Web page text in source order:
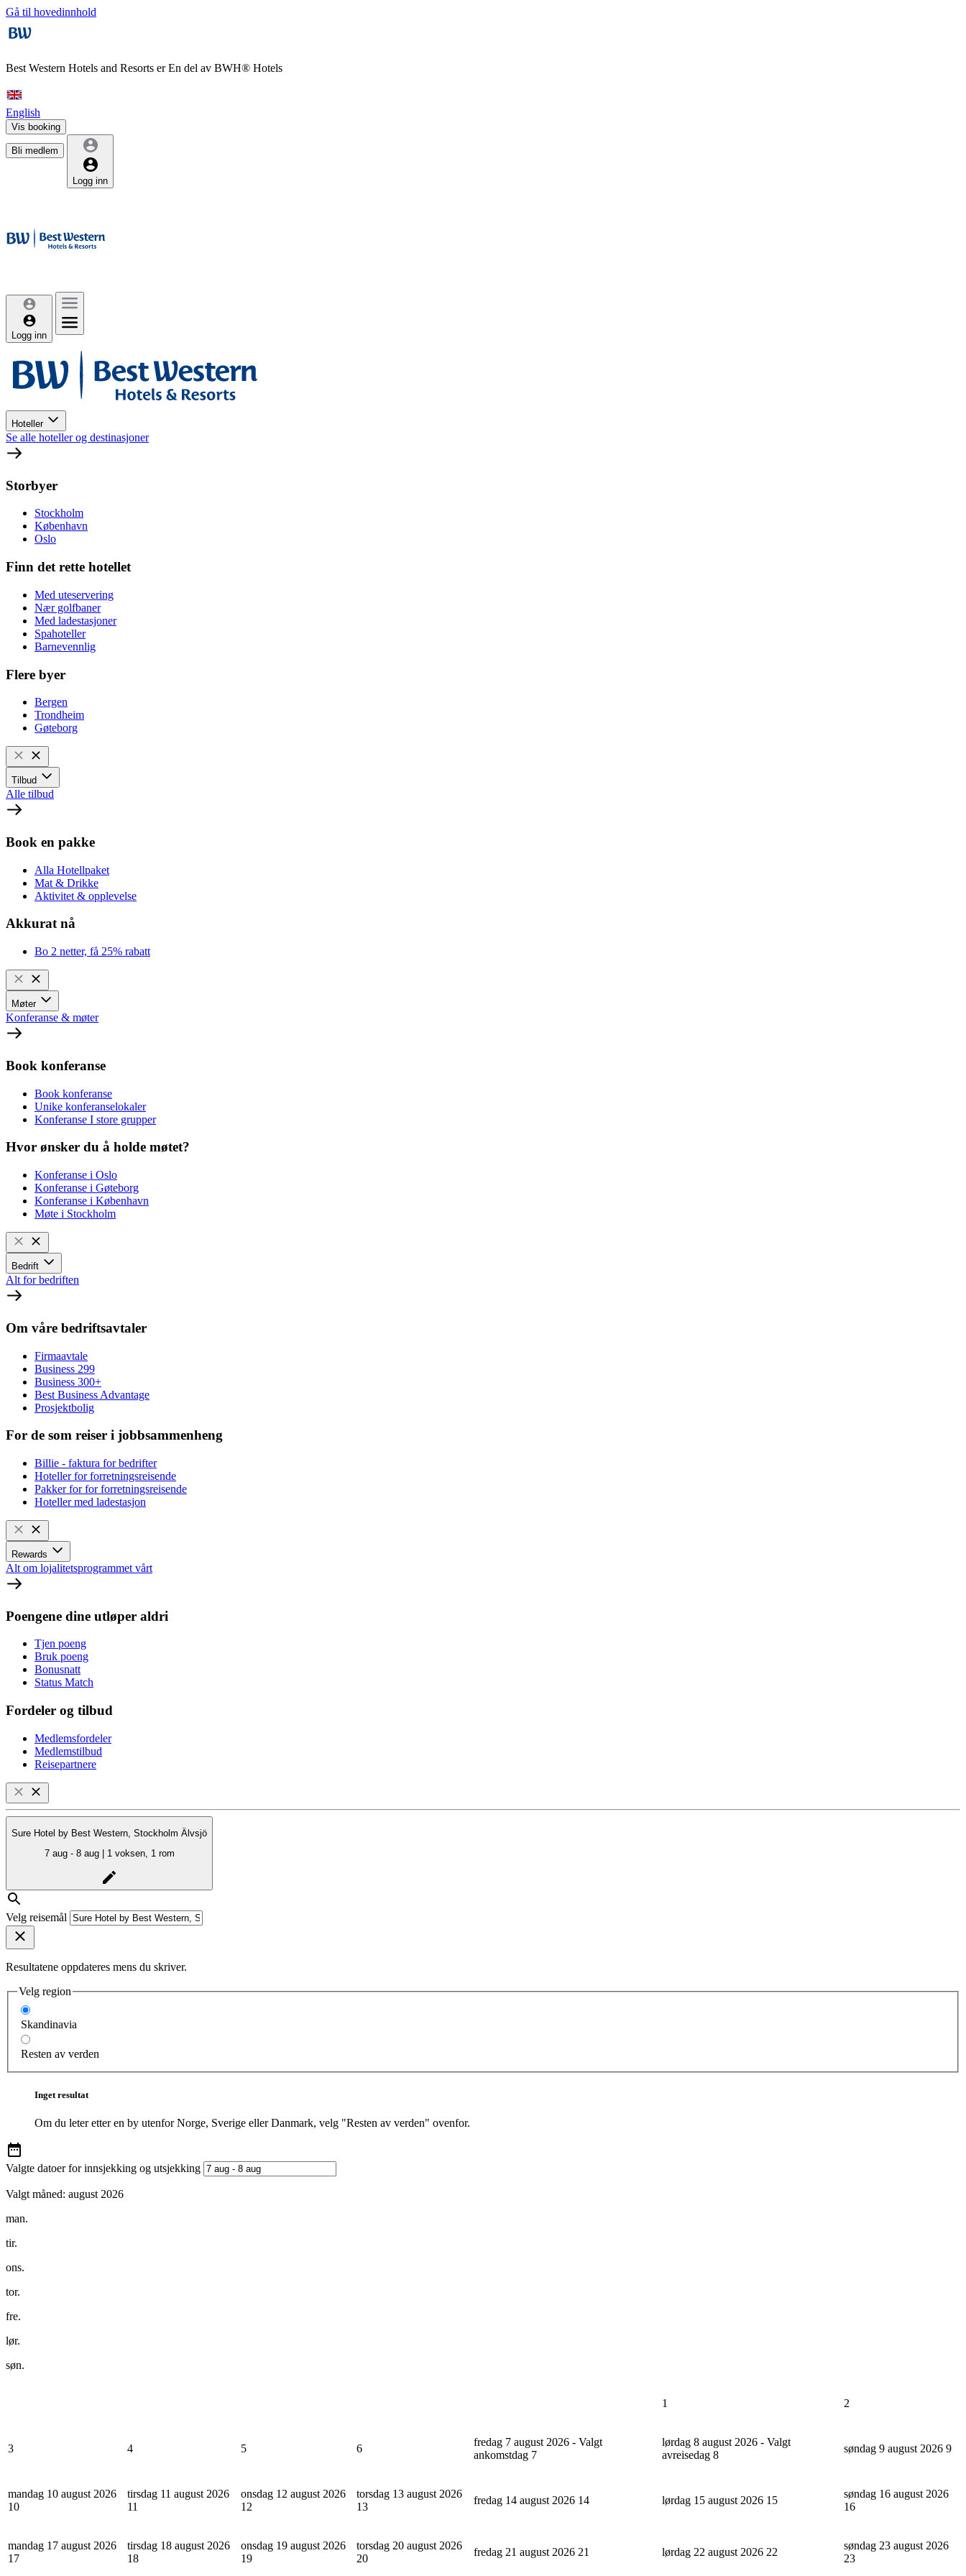
Gå til hovedinnhold
Best Western Hotels and Resorts erEn del av BWH® Hotels
English
Vis booking
Bli medlem
Logg inn
Logg inn
Hoteller
Se alle hoteller og destinasjoner
Storbyer
Stockholm
København
Oslo
Finn det rette hotellet
Med uteservering
Nær golfbaner
Med ladestasjoner
Spahoteller
Barnevennlig
Flere byer
Bergen
Trondheim
Gøteborg
Tilbud
Alle tilbud
Book en pakke
Alla Hotellpaket
Mat & Drikke
Aktivitet & opplevelse
Akkurat nå
Bo 2 netter, få 25% rabatt
Møter
Konferanse & møter
Book konferanse
Book konferanse
Unike konferanselokaler
Konferanse I store grupper
Hvor ønsker du å holde møtet?
Konferanse i Oslo
Konferanse i Gøteborg
Konferanse i København
Møte i Stockholm
Bedrift
Alt for bedriften
Om våre bedriftsavtaler
Firmaavtale
Business 299
Business 300+
Best Business Advantage
Prosjektbolig
For de som reiser i jobbsammenheng
Billie - faktura for bedrifter
Hoteller for forretningsreisende
Pakker for for forretningsreisende
Hoteller med ladestasjon
Rewards
Alt om lojalitetsprogrammet vårt
Poengene dine utløper aldri
Tjen poeng
Bruk poeng
Bonusnatt
Status Match
Fordeler og tilbud
Medlemsfordeler
Medlemstilbud
Reisepartnere
Sure Hotel by Best Western, Stockholm Älvsjö
7 aug - 8 aug | 1 voksen, 1 rom
Velg reisemål
Resultatene oppdateres mens du skriver.
Velg region
Skandinavia
Resten av verden
Inget resultat
Om du leter etter en by utenfor Norge, Sverige eller Danmark, velg "Resten av verden" ovenfor.
Valgte datoer for innsjekking og utsjekking
Valgt måned: august 2026
man.
tir.
ons.
tor.
fre.
lør.
søn.
1 2
3 4 5 6
fredag 7 august 2026 - Valgt
ankomstdag 7
lørdag 8 august 2026 - Valgt
avreisedag 8
søndag 9 august 2026 9
mandag 10 august 2026
10
tirsdag 11 august 2026
11
onsdag 12 august 2026
12
torsdag 13 august 2026
13
fredag 14 august 2026 14 lørdag 15 august 2026 15
søndag 16 august 2026
16
mandag 17 august 2026
17
tirsdag 18 august 2026
18
onsdag 19 august 2026
19
torsdag 20 august 2026
20
fredag 21 august 2026 21 lørdag 22 august 2026 22
søndag 23 august 2026
23